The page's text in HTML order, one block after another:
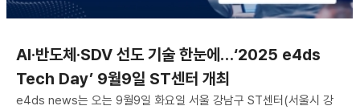
AI·반도체·SDV 선도 기술 한눈에…‘2025 e4ds
Tech Day’ 9월9일 ST센터 개최
e4ds news는 오는 9월9일 화요일 서울 강남구 ST센터(서울시 강